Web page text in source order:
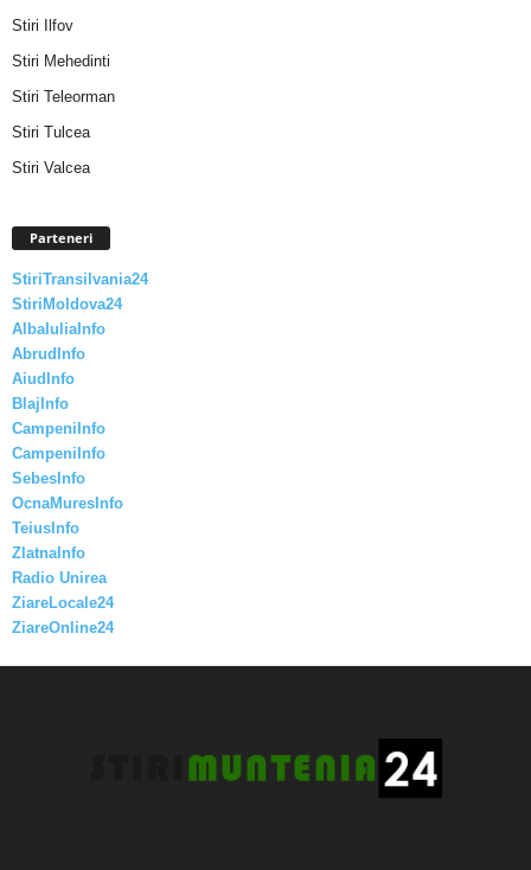
Stiri Ilfov
Stiri Mehedinti
Stiri Teleorman
Stiri Tulcea
Stiri Valcea
Parteneri
StiriTransilvania24
StiriMoldova24
AlbaIuliaInfo
AbrudInfo
AiudInfo
BlajInfo
CampeniInfo
CampeniInfo
SebesInfo
OcnaMuresInfo
TeiusInfo
ZlatnaInfo
Radio Unirea
ZiareLocale24
ZiareOnline24